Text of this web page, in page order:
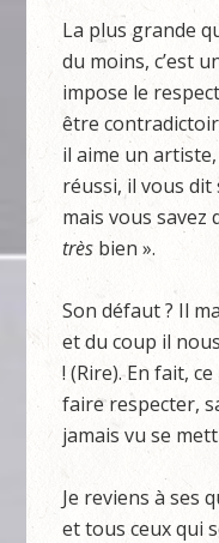
La plus grande
du moins, c’est
impose le
être
il aime un
réussi, il vous dit
mais vous savez
très bien ».
Son défaut ? Il
et du coup il
! (Rire). En fait,
faire respecter,
jamais vu se
Je reviens à ses
et tous ceux qui